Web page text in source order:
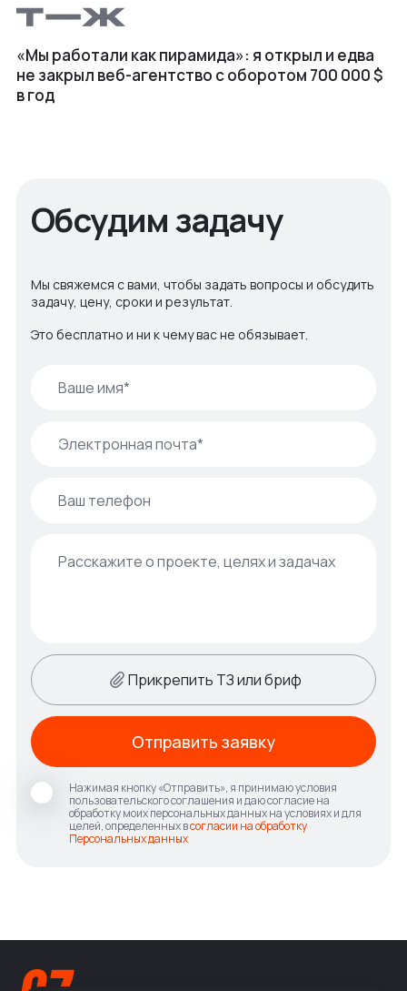
«Мы работали как пирамида»: я открыл и едва
не закрыл веб⁠-⁠агентство с оборотом 700 000 $
в год
Обсудим задачу
Мы свяжемся с вами, чтобы задать вопросы и обсудить
задачу, цену, сроки и результат.
Это бесплатно и ни к чему вас не обязывает.
Прикрепить ТЗ или бриф
Нажимая кнопку «Отправить», я принимаю условия
пользовательского соглашения и даю согласие на
обработку моих персональных данных на условиях и для
целей, определенных всогласии на обработку
Персональных данных
Отправить заявку